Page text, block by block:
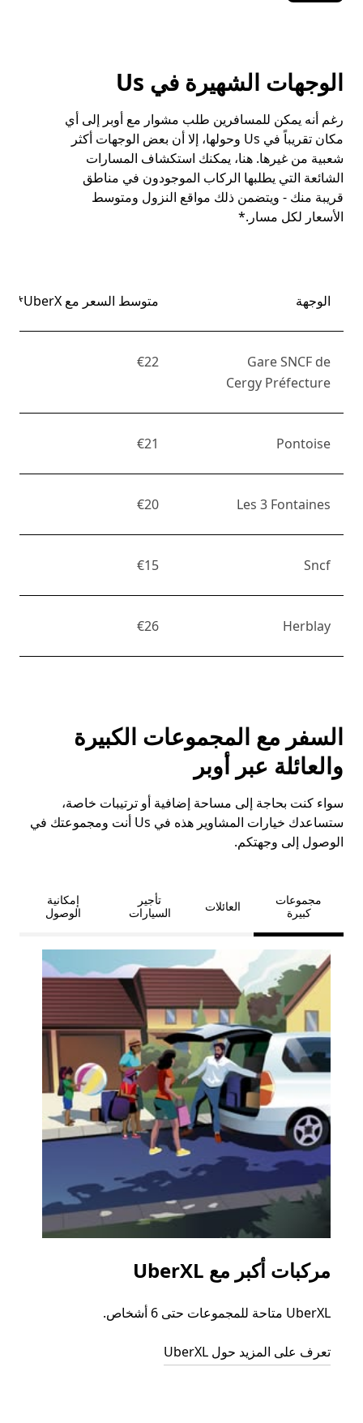
الوجهات الشهيرة في Us
رغم أنه يمكن للمسافرين طلب مشوار مع أوبر إلى أي
مكان تقريباً في Us وحولها، إلا أن بعض الوجهات أكثر
شعبية من غيرها. هنا، يمكنك استكشاف المسارات
الشائعة التي يطلبها الركاب الموجودون في مناطق
قريبة منك - ويتضمن ذلك مواقع النزول ومتوسط
الأسعار لكل مسار.*
الوجهة متوسط السعر مع UberX*
Gare SNCF de
Cergy Préfecture
€22
Pontoise
€21
Les 3 Fontaines
€20
Sncf
€15
Herblay
€26
السفر مع المجموعات الكبيرة
والعائلة عبر أوبر
سواء كنت بحاجة إلى مساحة إضافية أو ترتيبات خاصة،
ستساعدك خيارات المشاوير هذه في Us أنت ومجموعتك في
الوصول إلى وجهتكم.
مجموعات
كبيرة
العائلات
تأجير
السيارات
إمكانية
الوصول
مركبات أكبر مع UberXL
UberXL متاحة للمجموعات حتى 6 أشخاص.
تعرف على المزيد حول UberXL